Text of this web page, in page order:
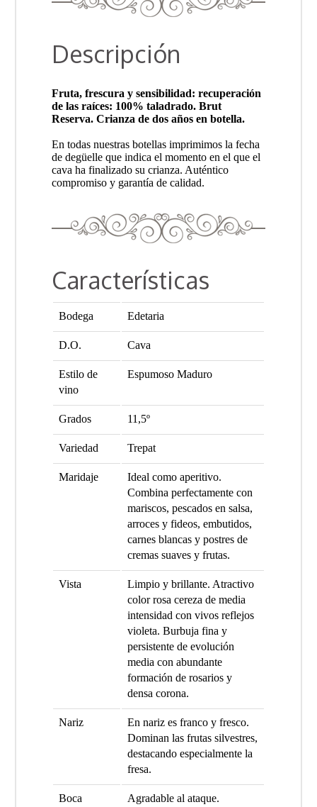
Descripción
Fruta, frescura y sensibilidad: recuperación
de las raíces: 100% taladrado. Brut
Reserva. Crianza de dos años en botella.
En todas nuestras botellas imprimimos la fecha
de degüelle que indica el momento en el que el
cava ha finalizado su crianza. Auténtico
compromiso y garantía de calidad.
Características
Bodega Edetaria
D.O. Cava
Estilo de
vino
Espumoso Maduro
Grados 11,5º
Variedad Trepat
Maridaje
Ideal como aperitivo.
Combina perfectamente con
mariscos, pescados en salsa,
arroces y fideos, embutidos,
carnes blancas y postres de
cremas suaves y frutas.
Vista
Limpio y brillante. Atractivo
color rosa cereza de media
intensidad con vivos reflejos
violeta. Burbuja fina y
persistente de evolución
media con abundante
formación de rosarios y
densa corona.
Nariz
En nariz es franco y fresco.
Dominan las frutas silvestres,
destacando especialmente la
fresa.
Boca
Agradable al ataque.